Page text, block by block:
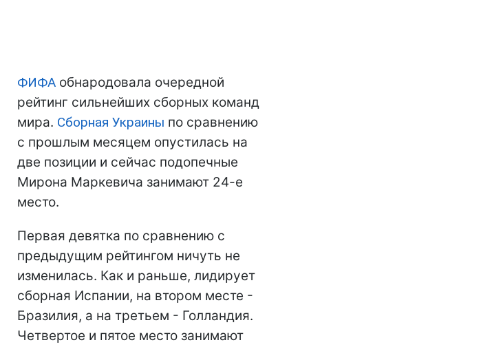
ФИФА обнародовала очередной
рейтинг сильнейших сборных команд
мира. Сборная Украины по сравнению
с прошлым месяцем опустилась на
две позиции и сейчас подопечные
Мирона Маркевича занимают 24-е
место.
Первая девятка по сравнению с
предыдущим рейтингом ничуть не
изменилась. Как и раньше, лидирует
сборная Испании, на втором месте -
Бразилия, а на третьем - Голландия.
Четвертое и пятое место занимают